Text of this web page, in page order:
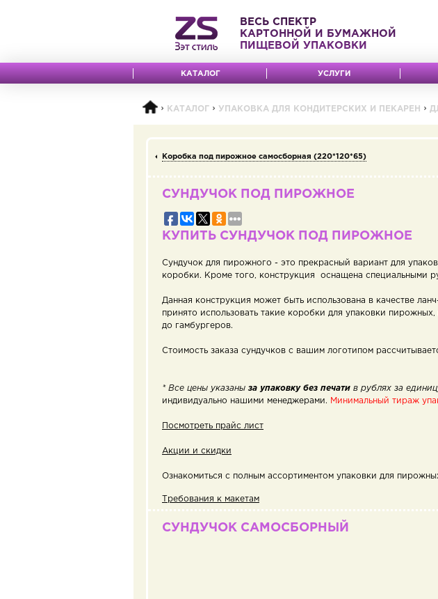
ВЕСЬ СПЕКТР
КАРТОННОЙ И БУМАЖНОЙ
ПИЩЕВОЙ УПАКОВКИ
КАТАЛОГ УСЛУГИ
КАТАЛОГ УПАКОВКА ДЛЯ КОНДИТЕРСКИХ И ПЕКАРЕН
Коробка под пирожное самосборная (220*120*65)
СУНДУЧОК ПОД ПИРОЖНОЕ
КУПИТЬ СУНДУЧОК ПОД ПИРОЖНОЕ
Сундучок для пирожного - это прекрасный вариант для
коробки. Кроме того, конструкция оснащена специальными
Данная конструкция может быть использована в качестве
принято использовать такие коробки для упаковки
до гамбургеров.
Стоимость заказа сундучков с вашим логотипом
* Все цены указаны за упаковку без печати в рублях за
индивидуально нашими менеджерами.
Минимальный тираж
Посмотреть прайс лист
Акции и скидки
Ознакомиться с полным ассортиментом упаковки для
Требования к макетам
СУНДУЧОК САМОСБОРНЫЙ